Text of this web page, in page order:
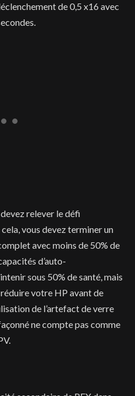
de 0,5 x16 avec
relever le défi
vous devez terminer un
avec moins de 50% de
d’auto-
sous 50% de santé, mais
votre HP avant de
de l’artefact de verre
ne compte pas comme